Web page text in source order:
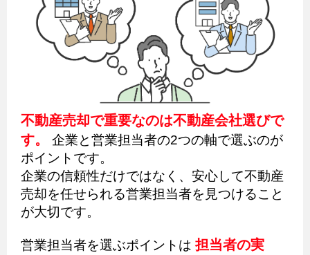
不動産売却で重要なのは不動産会社選びで
す。
企業と営業担当者の2つの軸で選ぶのが
ポイントです。
企業の信頼性だけではなく、安心して不動産
売却を任せられる営業担当者を見つけること
が大切です。
営業担当者を選ぶポイントは 担当者の実